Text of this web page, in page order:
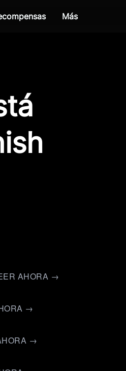
Más
AHORA →
→
→